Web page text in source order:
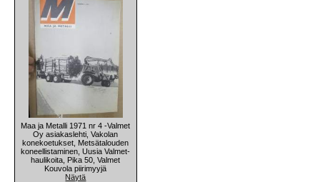
Maa ja Metalli 1971 nr 4 -Valmet
Oy asiakaslehti, Vakolan
konekoetukset, Metsätalouden
koneellistaminen, Uusia Valmet-
haulikoita, Pika 50, Valmet
Kouvola piirimyyjä
Näytä